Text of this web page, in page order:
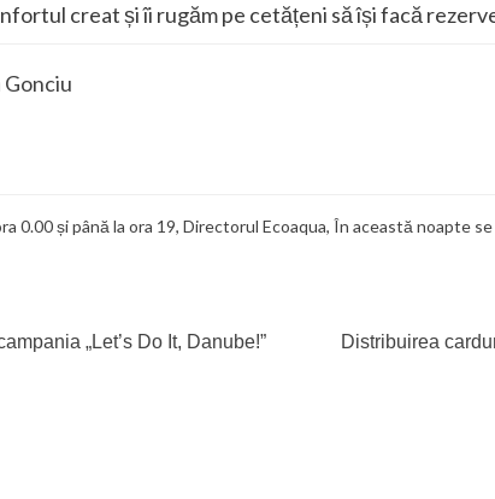
creat și îi rugăm pe cetățeni să își facă
0.00 și până la ora 19,Directorul Ecoaqua,În această noapte
„Let’s Do It, Danube!”
Distribuirea